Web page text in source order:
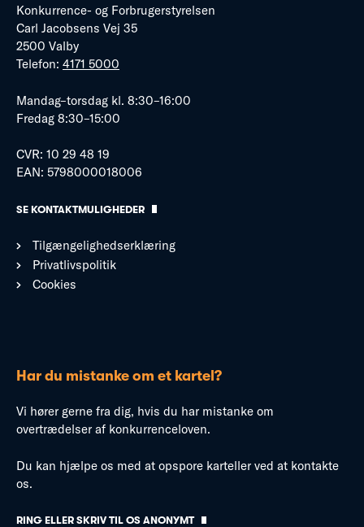
Konkurrence- og Forbrugerstyrelsen
Carl Jacobsens Vej 35
2500 Valby
Telefon: 4171 5000
Mandag–torsdag kl. 8:30–16:00
Fredag 8:30–15:00
CVR: 10 29 48 19
EAN: 5798000018006
SE KONTAKTMULIGHEDER
Tilgængelighedserklæring
Privatlivspolitik
Cookies
Har du mistanke om et kartel?
Vi hører gerne fra dig, hvis du har mistanke om
overtrædelser af konkurrenceloven.
Du kan hjælpe os med at opspore karteller ved at kontakte
os.
RING ELLER SKRIV TIL OS ANONYMT